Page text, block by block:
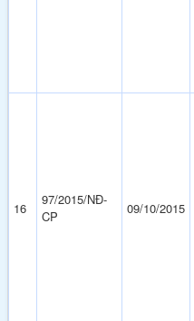
16
97/2015/NĐ-
CP
09/10/2015